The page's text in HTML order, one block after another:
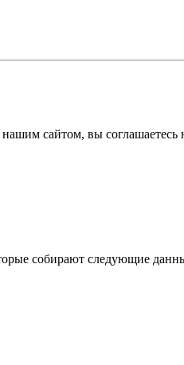
сайтом, вы
собирают следующие